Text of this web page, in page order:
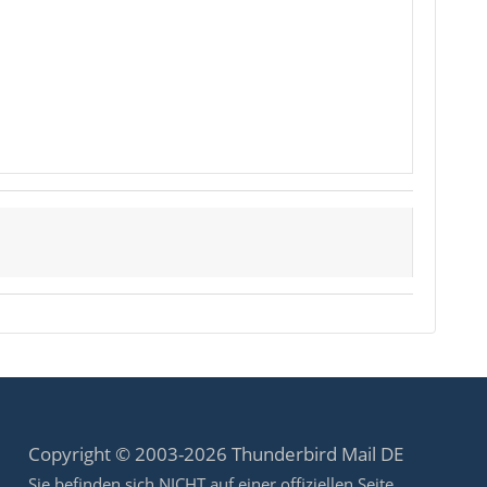
Copyright © 2003-2026 Thunderbird Mail DE